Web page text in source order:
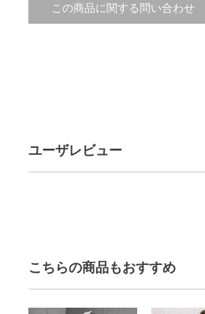
この商品に関する問い合わせ